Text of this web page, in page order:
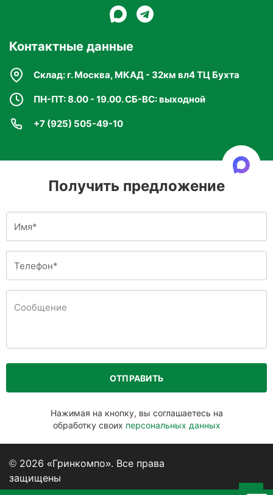
Контактные данные
Склад: г. Москва, МКАД - 32км вл4 ТЦ Бухта
ПН-ПТ: 8.00 - 19.00. СБ-ВС: выходной
+7 (925) 505-49-10
Получить предложение
ОТПРАВИТЬ
Нажимая на кнопку, вы соглашаетесь на
обработку своих персональных данных
© 2026 «Гринкомпо». Все права
защищены